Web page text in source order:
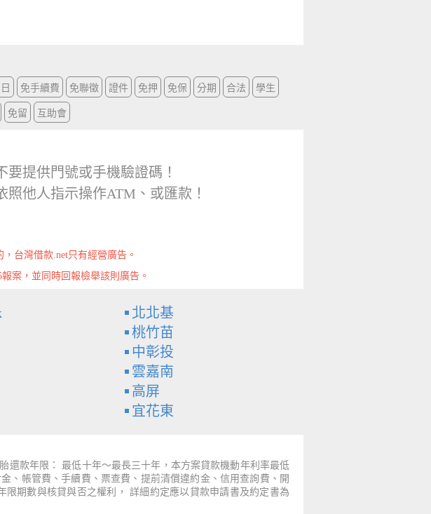
免手續費 免聯徵 證件 免押 免保 分期 合法 學生
免留 互助會
要提供門號或手機驗證碼！
照他人指示操作ATM、或匯款！
台灣借款.net只有經營廣告。
案，並同時回報檢舉該則廣告。
北北基
桃竹苗
中彰投
雲嘉南
高屏
宜花東
還款年限： 最低十年～最長三十年，本方案貸款機動年利率最低
、帳管費、手續費、票查費、提前清償違約金、信用查詢費、開
期數與核貸與否之權利， 詳細約定應以貸款申請書及約定書為